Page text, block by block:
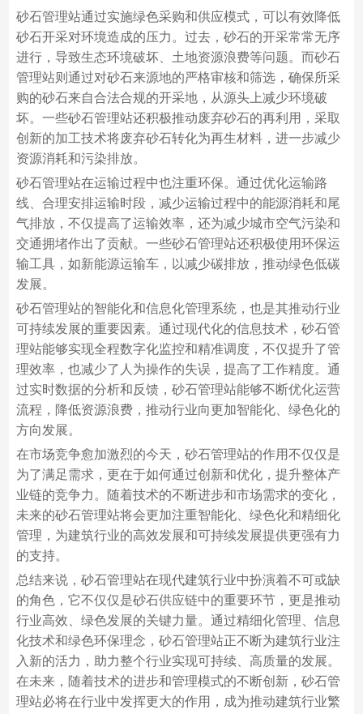
砂石管理站通过实施绿色采购和供应模式，可以有效降低
砂石开采对环境造成的压力。过去，砂石的开采常常无序
进行，导致生态环境破坏、土地资源浪费等问题。而砂石
管理站则通过对砂石来源地的严格审核和筛选，确保所采
购的砂石来自合法合规的开采地，从源头上减少环境破
坏。一些砂石管理站还积极推动废弃砂石的再利用，采取
创新的加工技术将废弃砂石转化为再生材料，进一步减少
资源消耗和污染排放。
砂石管理站在运输过程中也注重环保。通过优化运输路
线、合理安排运输时段，减少运输过程中的能源消耗和尾
气排放，不仅提高了运输效率，还为减少城市空气污染和
交通拥堵作出了贡献。一些砂石管理站还积极使用环保运
输工具，如新能源运输车，以减少碳排放，推动绿色低碳
发展。
砂石管理站的智能化和信息化管理系统，也是其推动行业
可持续发展的重要因素。通过现代化的信息技术，砂石管
理站能够实现全程数字化监控和精准调度，不仅提升了管
理效率，也减少了人为操作的失误，提高了工作精度。通
过实时数据的分析和反馈，砂石管理站能够不断优化运营
流程，降低资源浪费，推动行业向更加智能化、绿色化的
方向发展。
在市场竞争愈加激烈的今天，砂石管理站的作用不仅仅是
为了满足需求，更在于如何通过创新和优化，提升整体产
业链的竞争力。随着技术的不断进步和市场需求的变化，
未来的砂石管理站将会更加注重智能化、绿色化和精细化
管理，为建筑行业的高效发展和可持续发展提供更强有力
的支持。
总结来说，砂石管理站在现代建筑行业中扮演着不可或缺
的角色，它不仅仅是砂石供应链中的重要环节，更是推动
行业高效、绿色发展的关键力量。通过精细化管理、信息
化技术和绿色环保理念，砂石管理站正不断为建筑行业注
入新的活力，助力整个行业实现可持续、高质量的发展。
在未来，随着技术的进步和管理模式的不断创新，砂石管
理站必将在行业中发挥更大的作用，成为推动建筑行业繁